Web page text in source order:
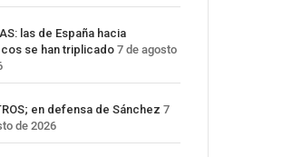
las de España hacia
se han triplicado7 de agosto
en defensa de Sánchez 7
de 2026